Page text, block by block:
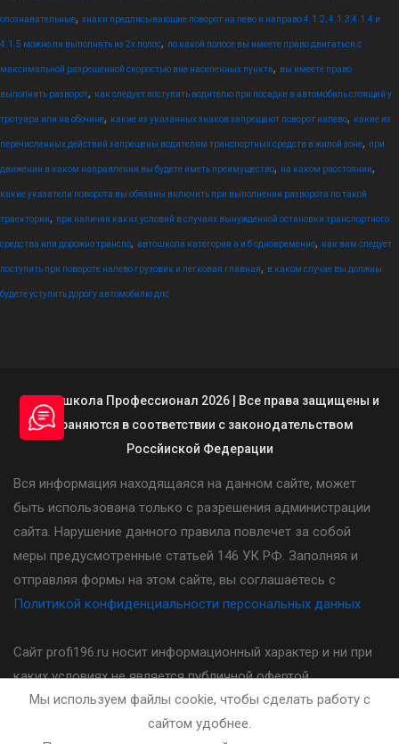
опознавательные, знаки предписывающие поворот на лево и направо 4.1.2, 4.1.3,4.1.4 и
4.1.5 можно ли выполнять из 2х полос, по какой полосе вы имеете право двигаться с
максимальной разрешенной скоростью вне населенных пункта, вы имеете право
выполнить разворот, как следует поступить водителю при посадке в автомобиль стоящий у
тротуара или на обочине, какие из указанных знаков запрещают поворот налево, какие из
перечисленных действий запрещены водителям транспортных средств в жилой зоне, при
движении в каком направлении вы будете иметь преимущество, на каком расстоянии,
какие указатели поворота вы обязаны включить при выполнении разворота по такой
траектории, при наличии каких условий в случаях вынужденной остановки транспортного
средства или дорожно транспо, автошкола категория а и б одновременно, как вам следует
поступить при повороте налево грузовик и легковая главная, в каком случае вы должны
будете уступить дорогу автомобилю дпс
© Автошкола Профессионал 2026 | Все права защищены и
охраняются в соответствии с законодательством
Россйиской Федерации
Вся информация находящаяся на данном сайте, может
быть использована только с разрешения администрации
сайта. Нарушение данного правила повлечет за собой
меры предусмотренные статьей 146 УК РФ. Заполняя и
отправляя формы на этом сайте, вы соглашаетесь с
Политикой конфиденциальности персональных данных
Сайт profi196.ru носит информационный характер и ни при
каких условиях не является публичной офертой,
определяемой положениями статьи 437(2) Гражданского
кодекса Российской Федерации. Стоимость, порядок и
Мы используем файлы cookie, чтобы сделать работу с
сайтом удобнее.